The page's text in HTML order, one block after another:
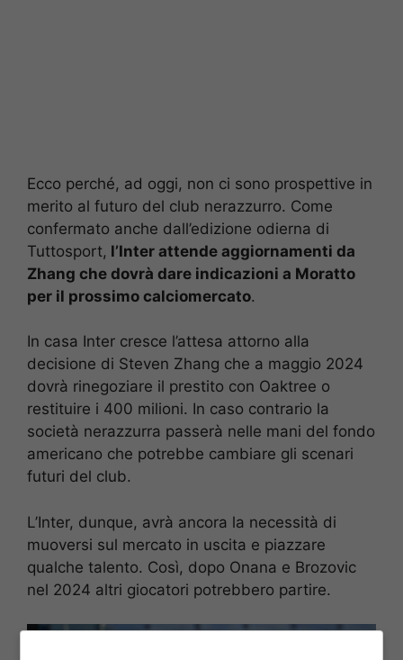
Ecco perché, ad oggi, non ci sono prospettive in
merito al futuro del club nerazzurro. Come
confermato anche dall’edizione odierna di
Tuttosport, l’Inter attende aggiornamenti da
Zhang che dovrà dare indicazioni a Moratto
per il prossimo calciomercato.
In casa Inter cresce l’attesa attorno alla
decisione di Steven Zhang che a maggio 2024
dovrà rinegoziare il prestito con Oaktree o
restituire i 400 milioni. In caso contrario la
società nerazzurra passerà nelle mani del fondo
americano che potrebbe cambiare gli scenari
futuri del club.
L’Inter, dunque, avrà ancora la necessità di
muoversi sul mercato in uscita e piazzare
qualche talento. Così, dopo Onana e Brozovic
nel 2024 altri giocatori potrebbero partire.